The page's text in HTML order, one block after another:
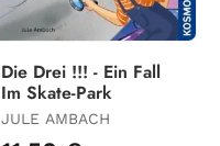
Die Drei !!! - Ein Fall
Im Skate-Park
JULE AMBACH